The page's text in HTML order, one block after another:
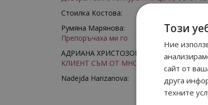
Стоилка Костова:
Румяна Марянова:
Препоръчаха ми го
АДРИАНА ХРИСТОЗОВА:
КЛИЕНТ СЪМ ОТ МНОГО ГОДИНИ
Nadejda Harizanova:
Този
Ние
сайт от
друга
техните